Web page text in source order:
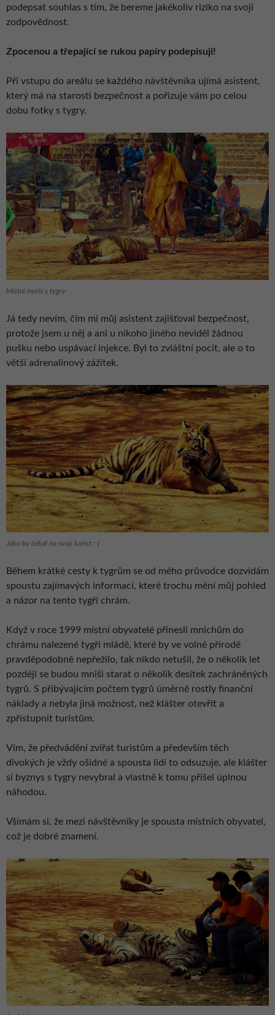
podepsat souhlas s tím, že bereme jakékoliv riziko na svoji
zodpovědnost.
Zpocenou a třepající se rukou papíry podepisuji!
Při vstupu do areálu se každého návštěvníka ujímá asistent,
který má na starosti bezpečnost a pořizuje vám po celou
dobu fotky s tygry.
Místní mniši s tygry
Já tedy nevím, čím mi můj asistent zajišťoval bezpečnost,
protože jsem u něj a ani u nikoho jiného neviděl žádnou
pušku nebo uspávací injekce. Byl to zvláštní pocit, ale o to
větší adrenalinový zážitek.
Jako by čekal na svoji kořist :-) .
Během krátké cesty k tygrům se od mého průvodce dozvídám
spoustu zajímavých informací, které trochu mění můj pohled
a názor na tento tygří chrám.
Když v roce 1999 místní obyvatelé přinesli mnichům do
chrámu nalezené tygří mládě, které by ve volné přírodě
pravděpodobně nepřežilo, tak nikdo netušil, že o několik let
později se budou mniši starat o několik desítek zachráněných
tygrů. S přibývajícím počtem tygrů úměrně rostly finanční
náklady a nebyla jiná možnost, než klášter otevřít a
zpřístupnit turistům.
Vím, že předvádění zvířat turistům a především těch
divokých je vždy ošidné a spousta lidí to odsuzuje, ale klášter
si byznys s tygry nevybral a vlastně k tomu přišel úplnou
náhodou.
Všímám si, že mezi návštěvníky je spousta místních obyvatel,
což je dobré znamení.